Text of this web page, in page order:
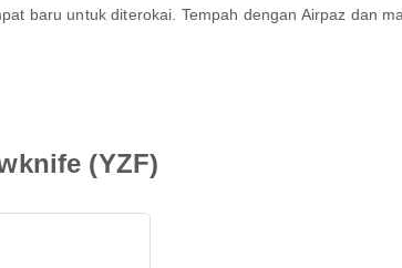
baru untuk diterokai. Tempah dengan Airpaz dan
(YZF)